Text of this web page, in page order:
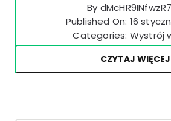
By
Published On: 16
Categories: Wystrój
CZYTAJ WIĘCEJ